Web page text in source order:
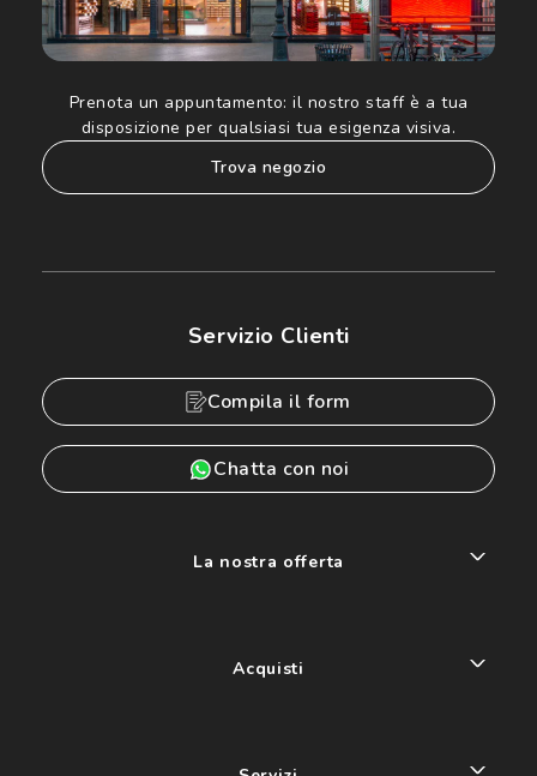
Prenota un appuntamento: il nostro staff è a tua
disposizione per qualsiasi tua esigenza visiva.
trova negozio
Servizio Clienti
Compila il form
Chatta con noi
La nostra offerta
Acquisti